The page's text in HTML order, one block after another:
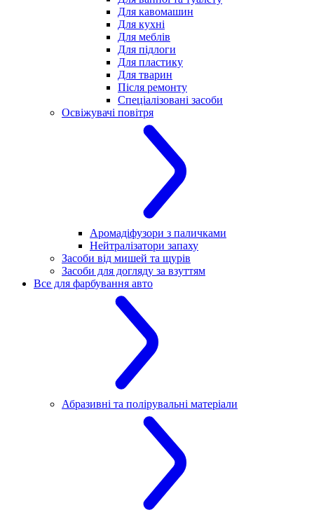
Для кавомашин
Для кухні
Для меблів
Для підлоги
Для пластику
Для тварин
Після ремонту
Спеціалізовані засоби
Освіжувачі повітря
Аромадіфузори з паличками
Нейтралізатори запаху
Засоби від мишей та щурів
Засоби для догляду за взуттям
Все для фарбування авто
Абразивні та полірувальні матеріали